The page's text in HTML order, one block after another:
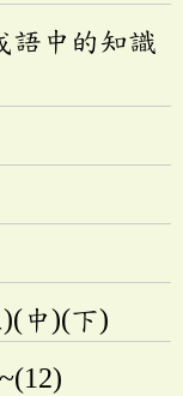
語中的知識
中)(下)